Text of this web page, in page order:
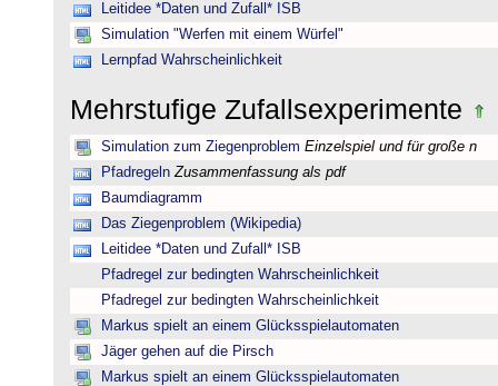
Leitidee *Daten und Zufall* ISB
Simulation "Werfen mit einem Würfel"
Lernpfad Wahrscheinlichkeit
Mehrstufige Zufallsexperimente
Simulation zum Ziegenproblem Einzelspiel und für große n
Pfadregeln Zusammenfassung als pdf
Baumdiagramm
Das Ziegenproblem (Wikipedia)
Leitidee *Daten und Zufall* ISB
Pfadregel zur bedingten Wahrscheinlichkeit
Pfadregel zur bedingten Wahrscheinlichkeit
Markus spielt an einem Glücksspielautomaten
Jäger gehen auf die Pirsch
Markus spielt an einem Glücksspielautomaten